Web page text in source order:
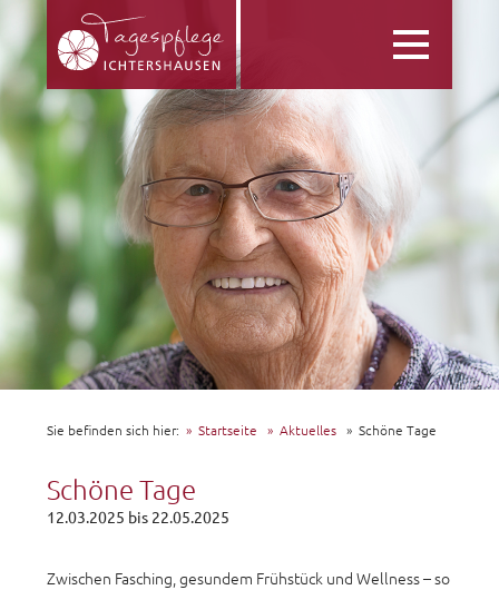
Toggle
Sie befinden sich hier: Startseite Aktuelles Schöne Tage
Schöne Tage
12.03.2025 bis 22.05.2025
Zwischen Fasching, gesundem Frühstück und Wellness – so